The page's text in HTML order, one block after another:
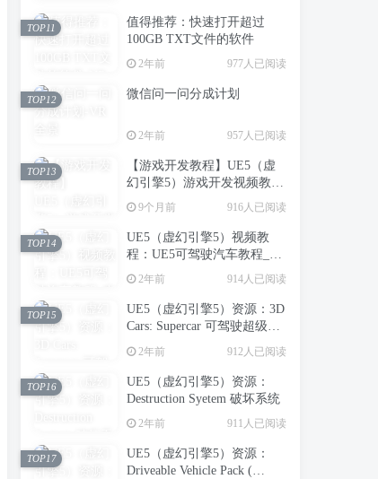
值得推荐：快速打开超过
100GB TXT文件的软件
2年前 977人已阅读
TOP11
微信问一问分成计划
2年前 957人已阅读
TOP12
【游戏开发教程】UE5（虚
幻引擎5）游戏开发视频教
程：虚幻引擎5中创建第一人
称射击游戏_中英字幕
9个月前 916人已阅读
TOP13
UE5（虚幻引擎5）视频教
程：UE5可驾驶汽车教程_中
文字幕
2年前 914人已阅读
TOP14
UE5（虚幻引擎5）资源：3D
Cars: Supercar 可驾驶超级跑
车
2年前 912人已阅读
TOP15
UE5（虚幻引擎5）资源：
Destruction Syetem 破坏系统
2年前 911人已阅读
TOP16
UE5（虚幻引擎5）资源：
Driveable Vehicle Pack (
TOP17